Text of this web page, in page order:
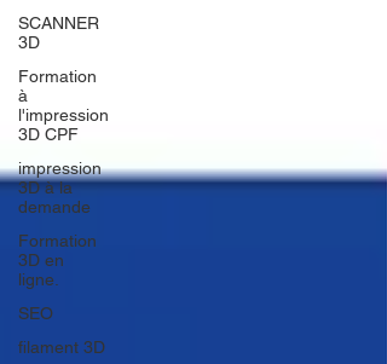
SCANNER
3D
Formation
à
l'impression
3D CPF
impression
3D à la
demande
Formation
3D en
ligne.
SEO
filament 3D